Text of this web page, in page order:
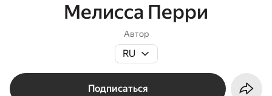
Мелисса Перри
Автор
RU
Подписаться